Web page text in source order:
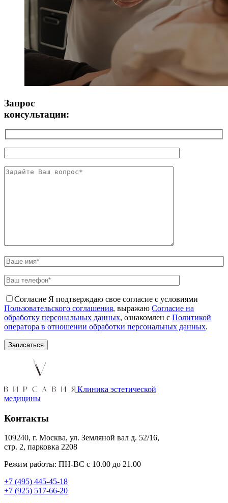
Запрос
консультации:
Согласие Я подтверждаю свое согласие с условиями
Пользовательского соглашения, выражаю Согласие на
обработку персональных данных, ознакомлен с Политикой
оператора в отношении обработки персональных данных.
Клиника эстетической
медицины
Контакты
109240, г. Москва, ул. Земляной вал д. 52/16,
стр. 2, парковка 2208
Режим работы: ПН-ВС с 10.00 до 21.00
+7 (495) 445-45-18
+7 (925) 517-66-20